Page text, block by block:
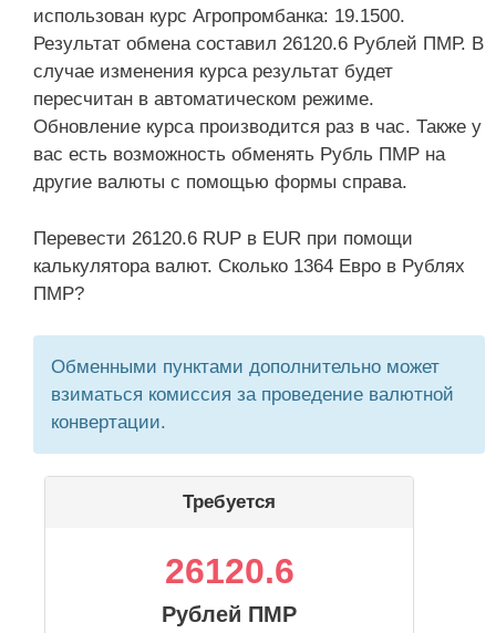
использован курс Агропромбанка: 19.1500.
Результат обмена составил 26120.6 Рублей ПМР. В
случае изменения курса результат будет
пересчитан в автоматическом режиме.
Обновление курса производится раз в час. Также у
вас есть возможность обменять Рубль ПМР на
другие валюты с помощью формы справа.
Перевести 26120.6 RUP в EUR при помощи
калькулятора валют. Сколько 1364 Евро в Рублях
ПМР?
Обменными пунктами дополнительно может
взиматься комиссия за проведение валютной
конвертации.
Требуется
26120.6
Рублей ПМР